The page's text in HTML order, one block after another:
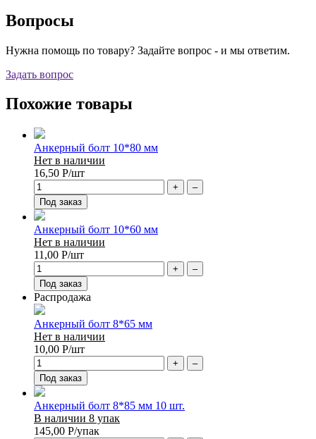
Вопросы
Нужна помощь по товару? Задайте вопрос - и мы ответим.
Задать вопрос
Похожие товары
Анкерный болт 10*80 мм
Нет в наличии
16,50 Р/шт
+
–
Под заказ
Анкерный болт 10*60 мм
Нет в наличии
11,00 Р/шт
+
–
Под заказ
Распродажа
Анкерный болт 8*65 мм
Нет в наличии
10,00 Р/шт
+
–
Под заказ
Анкерный болт 8*85 мм 10 шт.
В наличии 8 упак
145,00 Р/упак